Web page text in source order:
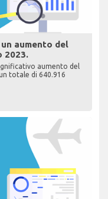
aumento del
2023.
aumento del
totale di 640.916